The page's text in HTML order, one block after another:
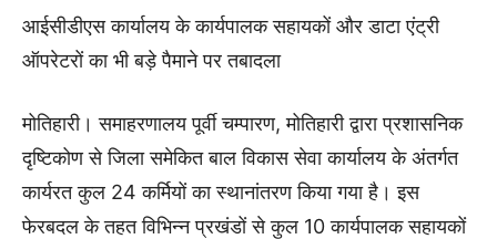
आईसीडीएस कार्यालय के कार्यपालक सहायकों और डाटा एंट्री
ऑपरेटरों का भी बड़े पैमाने पर तबादला
मोतिहारी। समाहरणालय पूर्वी चम्पारण, मोतिहारी द्वारा प्रशासनिक
दृष्टिकोण से जिला समेकित बाल विकास सेवा कार्यालय के अंतर्गत
कार्यरत कुल 24 कर्मियों का स्थानांतरण किया गया है। इस
फेरबदल के तहत विभिन्न प्रखंडों से कुल 10 कार्यपालक सहायकों